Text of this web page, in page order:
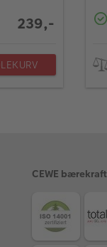
239,-
CEWE bærekraft